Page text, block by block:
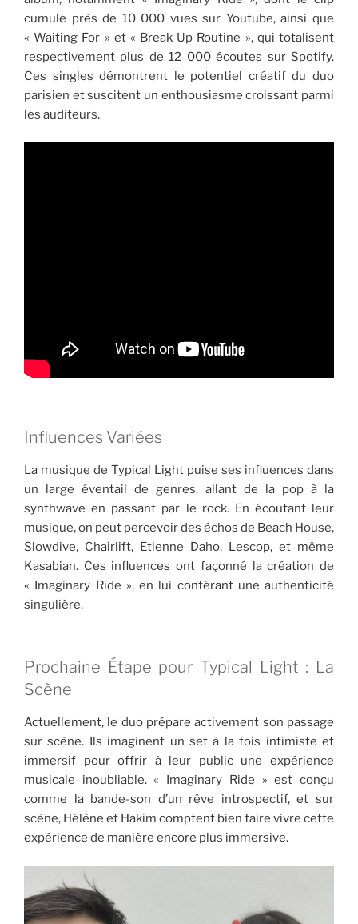
cumule près de 10 000 vues sur Youtube, ainsi que
« Waiting For » et « Break Up Routine », qui totalisent
respectivement plus de 12 000 écoutes sur Spotify.
Ces singles démontrent le potentiel créatif du duo
parisien et suscitent un enthousiasme croissant parmi
les auditeurs.
Influences Variées
La musique de Typical Light puise ses influences dans
un large éventail de genres, allant de la pop à la
synthwave en passant par le rock. En écoutant leur
musique, on peut percevoir des échos de Beach House,
Slowdive, Chairlift, Etienne Daho, Lescop, et même
Kasabian. Ces influences ont façonné la création de
« Imaginary Ride », en lui conférant une authenticité
singulière.
Prochaine Étape pour Typical Light : La
Scène
Actuellement, le duo prépare activement son passage
sur scène. Ils imaginent un set à la fois intimiste et
immersif pour offrir à leur public une expérience
musicale inoubliable. « Imaginary Ride » est conçu
comme la bande-son d’un rêve introspectif, et sur
scène, Hélène et Hakim comptent bien faire vivre cette
expérience de manière encore plus immersive.